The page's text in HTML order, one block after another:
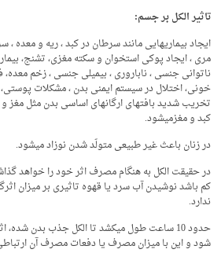
تاثیر الکل بر جسم:
ایجاد بیماری­هایی مانند سرطان در کبد ، ریه و معده
مری ، ایجاد پوکی استخوان و سکته مغزی، تشنج،
ناتوانی جنسی ، ناباروری ، بی­میلی جنسی ، زخم معده،
خونی، اختلال در سیستم ایمنی بدن ، مشکلات
تخریب شدید بافت­های ارگان­های اساسی بدن مثل مغز
کبد و مغزمی­شود.
در زنان باعث غیر طبیعی متولّد شدن نوزاد می­شود.
در حقیقت الکل به هنگام مصرف اثر خود را خواهد
کم باشد نوشیدن آب سرد یا قهوه تاثیری بر میزان
ندارد.
حدود 10 ساعت طول می­کشد تا الکل جذب بدن شده،
شود و این با میزان مصرف یا دفعات مصرف آن